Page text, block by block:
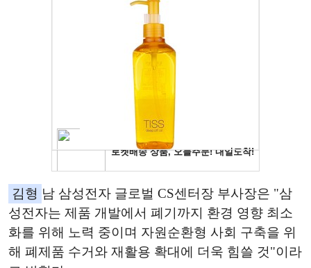
김형 남 삼성전자 글로벌 CS센터장 부사장은 "삼
성전자는 제품 개발에서 폐기까지 환경 영향 최소
화를 위해 노력 중이며 자원순환형 사회 구축을 위
해 폐제품 수거와 재활용 확대에 더욱 힘쓸 것"이라